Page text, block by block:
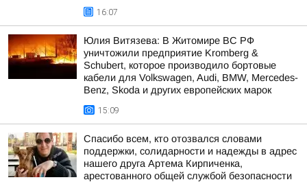
16:07
Юлия Витязева: В Житомире ВС РФ
уничтожили предприятие Kromberg &
Schubert, которое производило бортовые
кабели для Volkswagen, Audi, BMW, Mercedes-
Benz, Skoda и других европейских марок
15:09
Спасибо всем, кто отозвался словами
поддержки, солидарности и надежды в адрес
нашего друга Артема Кирпиченка,
арестованного общей службой безопасности